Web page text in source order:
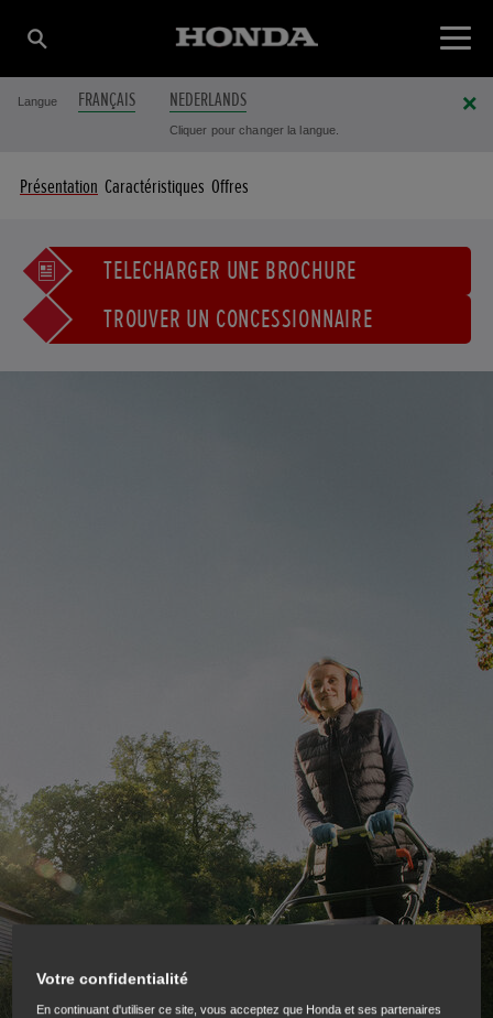
Langue FRANÇAIS NEDERLANDS
Cliquer pour changer la langue.
Présentation Caractéristiques Offres
TÉLÉCHARGER UNE BROCHURE
TROUVER UN CONCESSIONNAIRE
Votre confidentialité
En continuant d'utiliser ce site, vous acceptez que Honda et ses partenaires